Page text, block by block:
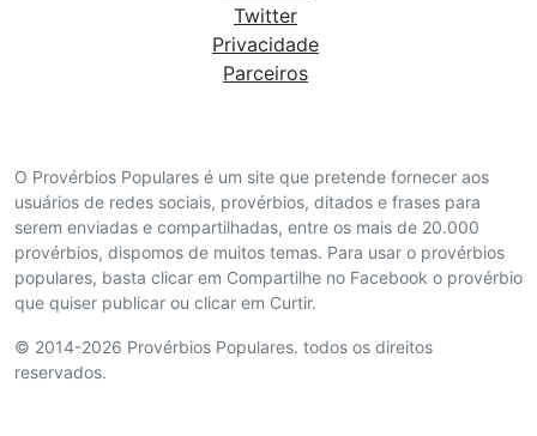
O Provérbios Populares é um site que pretende fornecer aos
usuários de redes sociais, provérbios, ditados e frases para
serem enviadas e compartilhadas, entre os mais de 20.000
provérbios, dispomos de muitos temas. Para usar o provérbios
populares, basta clicar em Compartilhe no Facebook o provérbio
que quiser publicar ou clicar em Curtir.
© 2014-2026 Provérbios Populares. todos os direitos
reservados.
Twitter
Privacidade
Parceiros